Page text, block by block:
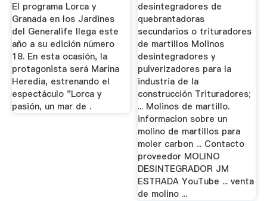
El programa Lorca y
Granada en los Jardines
del Generalife llega este
año a su edición número
18. En esta ocasión, la
protagonista será Marina
Heredia, estrenando el
espectáculo "Lorca y
pasión, un mar de .
desintegradores de
quebrantadoras
secundarios o trituradores
de martillos Molinos
desintegradores y
pulverizadores para la
industria de la
construcción Trituradores;
... Molinos de martillo.
informacion sobre un
molino de martillos para
moler carbon ... Contacto
proveedor MOLINO
DESINTEGRADOR JM
ESTRADA YouTube ... venta
de molino ...